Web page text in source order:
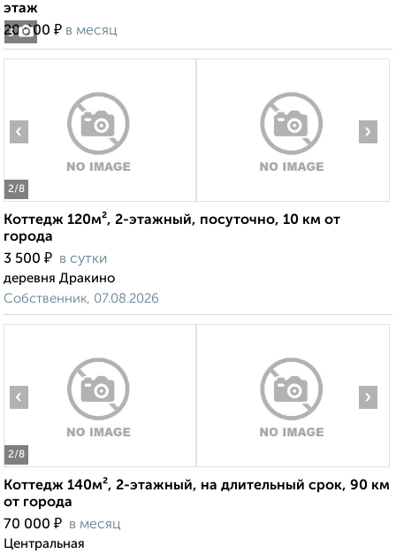
3
этаж
20 000 ₽ в месяц
2/8
‹ ›
Коттедж 120м², 2-этажный, посуточно, 10 км от
города
3 500 ₽ в сутки
деревня Дракино
Собственник, 07.08.2026
2/8
‹ ›
Коттедж 140м², 2-этажный, на длительный срок, 90 км
от города
70 000 ₽ в месяц
Центральная